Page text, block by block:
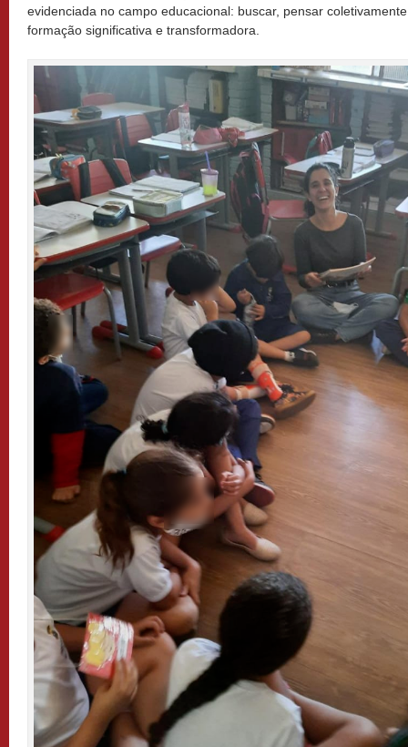
evidenciada no campo educacional: buscar, pensar
formação significativa e transformadora.